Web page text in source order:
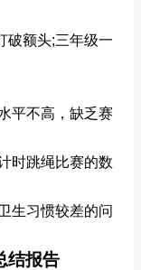
破额头;三年级一
平不高，缺乏赛
时跳绳比赛的数
生习惯较差的问
结报告